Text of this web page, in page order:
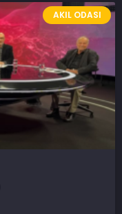
AKIL ODASI